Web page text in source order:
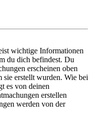
wichtige Informationen
du dich befindest. Du
erscheinen oben
sie erstellt wurden. Wie bei
es von deinen
erstellen
werden von der